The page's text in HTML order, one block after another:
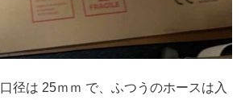
径は 25ｍｍ で、ふつうのホースは入